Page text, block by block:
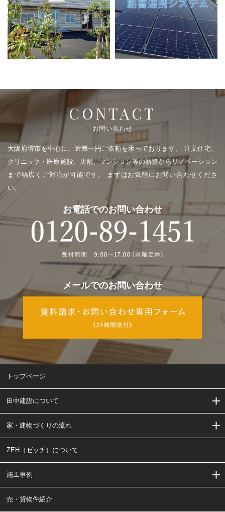
CONTACT
お問い合わせ
大阪府堺市を中心に、近畿一円ご依頼を承っております。
注文住宅、
クリニック・医療施設、店舗、マンション等の新築からリノベーション
まで幅広くご対応が可能です。
まずはお気軽にお問い合わせくださ
い。
お電話でのお問い合わせ
メールでのお問い合わせ
トップページ
田中建設について
田中建設について
当社の家・建物づくり
会社概要・アクセス
家・建物づくりの流れ
家・建物づくりの流れ
工事チャート
ご依頼〜施工の流れ
ZEH（ゼッチ）について
施工事例
施工事例
売・貸物件紹介